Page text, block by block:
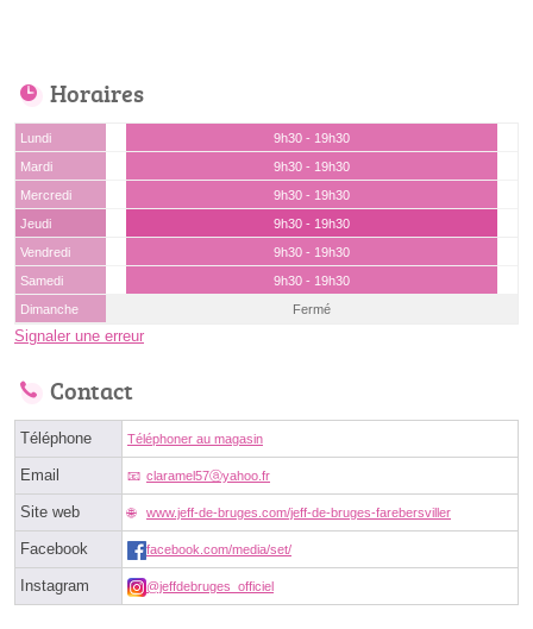
Horaires
Lundi
9h30 - 19h30
Mardi
9h30 - 19h30
Mercredi
9h30 - 19h30
Jeudi
9h30 - 19h30
Vendredi
9h30 - 19h30
Samedi
9h30 - 19h30
Dimanche
Fermé
Signaler une erreur
Contact
Téléphone Téléphoner au magasin
Email claramel57ⓐyahoo.fr
Site web www.jeff-de-bruges.com/jeff-de-bruges-farebersviller
Facebook facebook.com/media/set/
Instagram @jeffdebruges_officiel